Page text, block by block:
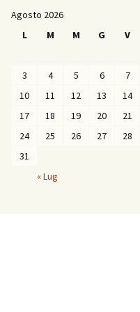
Agosto 2026
L
M M G V
3
4 5 6 7
10
11 12 13 14
17
18 19 20 21
24
25 26 27 28
31
« Lug